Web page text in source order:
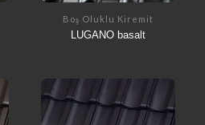
Boş Oluklu Kiremit
LUGANO basalt